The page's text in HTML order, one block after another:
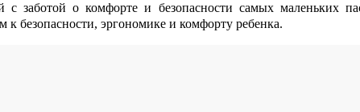
с заботой о комфорте и безопасности самых маленьких
безопасности, эргономике и комфорту ребенка.